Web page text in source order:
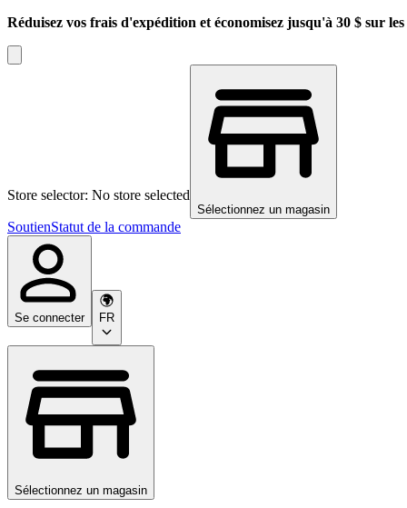
Réduisez vos frais d'expédition et économisez jusqu'à 30 $ sur
Store selector: No store selected
Sélectionnez un magasin
SoutienStatut de la commande
Se connecter FR
Sélectionnez un magasin